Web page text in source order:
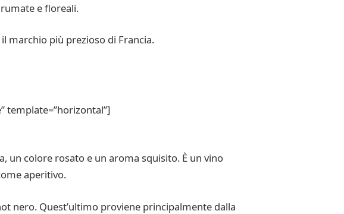
e floreali.
marchio più prezioso di Francia.
template=”horizontal”]
un colore rosato e un aroma squisito. È un vino
aperitivo.
nero. Quest’ultimo proviene principalmente dalla